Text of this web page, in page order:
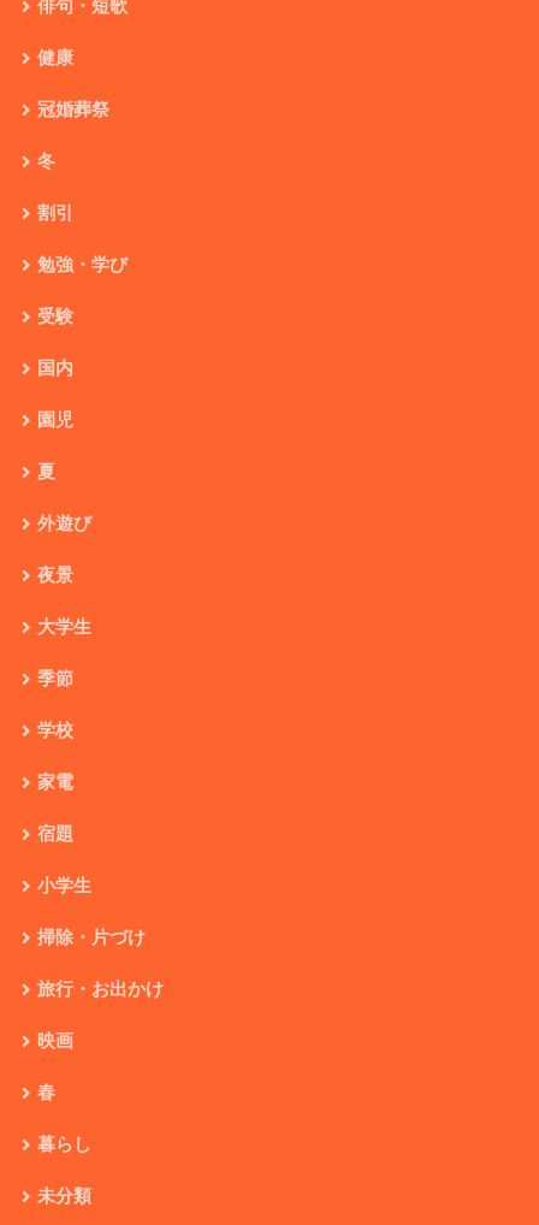
俳句・短歌
健康
冠婚葬祭
冬
割引
勉強・学び
受験
国内
園児
夏
外遊び
夜景
大学生
季節
学校
家電
宿題
小学生
掃除・片づけ
旅行・お出かけ
映画
春
暮らし
未分類